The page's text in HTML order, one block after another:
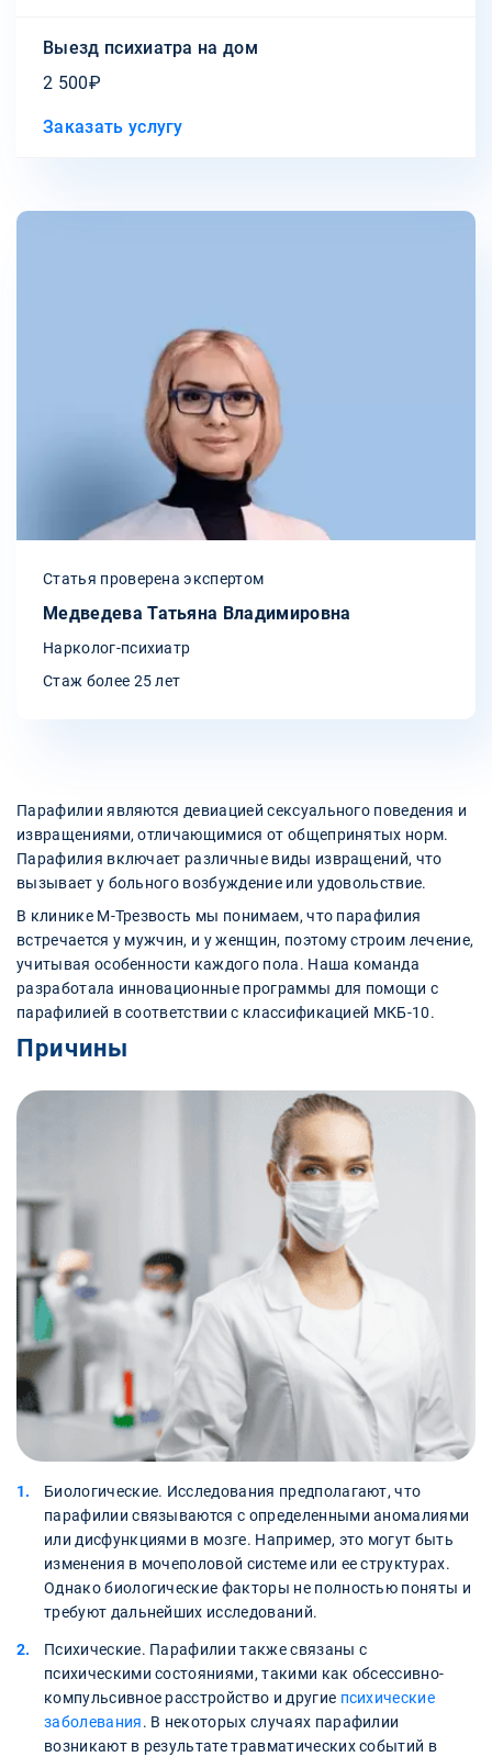
Выезд психиатра на дом
2 500₽
Заказать услугу
Статья проверена экспертом
Медведева Татьяна Владимировна
Нарколог-психиатр
Стаж более 25 лет
Парафилии являются девиацией сексуального поведения и
извращениями, отличающимися от общепринятых норм.
Парафилия включает различные виды извращений, что
вызывает у больного возбуждение или удовольствие.
В клинике М-Трезвость мы понимаем, что парафилия
встречается у мужчин, и у женщин, поэтому строим лечение,
учитывая особенности каждого пола. Наша команда
разработала инновационные программы для помощи с
парафилией в соответствии с классификацией МКБ-10.
Причины
Биологические. Исследования предполагают, что
парафилии связываются с определенными аномалиями
или дисфункциями в мозге. Например, это могут быть
изменения в мочеполовой системе или ее структурах.
Однако биологические факторы не полностью поняты и
требуют дальнейших исследований.
Психические. Парафилии также связаны с
психическими состояниями, такими как обсессивно-
компульсивное расстройство и другие психические
заболевания. В некоторых случаях парафилии
возникают в результате травматических событий в